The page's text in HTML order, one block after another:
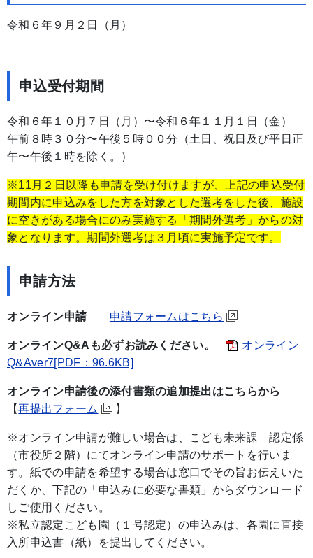
令和６年９月２日（月）
申込受付期間
令和６年１０月７日（月）〜令和６年１１月１日（金）
午前８時３０分〜午後５時００分（土日、祝日及び平日正
午〜午後１時を除く。）
※11月２日以降も申請を受け付けますが、上記の申込受付
期間内に申込みをした方を対象とした選考をした後、施設
に空きがある場合にのみ実施する「期間外選考」からの対
象となります。期間外選考は３月頃に実施予定です。
申請方法
オンライン申請 申請フォームはこちら
オンラインQ&Aも必ずお読みください。
オンライン
Q&Aver7[PDF：96.6KB]
オンライン申請後の添付書類の追加提出はこちらから
【再提出フォーム 】
※オンライン申請が難しい場合は、こども未来課 認定係
（市役所２階）にてオンライン申請のサポートを行いま
す。紙での申請を希望する場合は窓口でその旨お伝えいた
だくか、下記の「申込みに必要な書類」からダウンロード
しご使用ください。
※私立認定こども園（１号認定）の申込みは、各園に直接
入所申込書（紙）を提出してください。